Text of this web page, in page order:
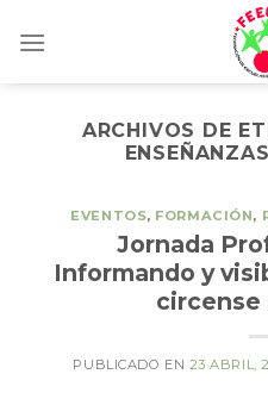
ARCHIVOS DE
EVENTOS, FORMACIÓN,
Jornada
Informando y
circense
PUBLICADO EN 23 ABRIL,